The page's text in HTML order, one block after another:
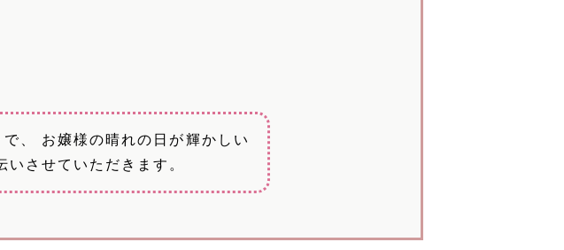
、 お嬢様の晴れの日が輝かしい
させていただきます。